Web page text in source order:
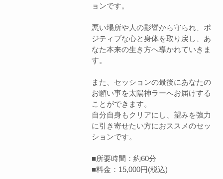
ョンです。
悪い場所や人の影響から守られ、ポ
ジティブな心と身体を取り戻し、あ
なた本来の生き方へ導かれていきま
す。
また、セッションの最後にあなたの
お願い事を太陽神ラーへお届けする
ことができます。
自分自身もクリアにし、望みを強力
に引き寄せたい方におススメのセッ
ションです。
■所要時間：約60分
■料金：15,000円(税込)